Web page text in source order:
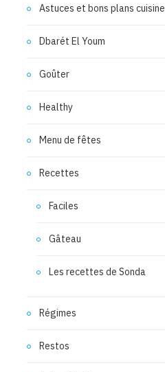
Astuces et bons plans cuisine
Dbarét El Youm
Goûter
Healthy
Menu de fêtes
Recettes
Faciles
Gâteau
Les recettes de Sonda
Régimes
Restos